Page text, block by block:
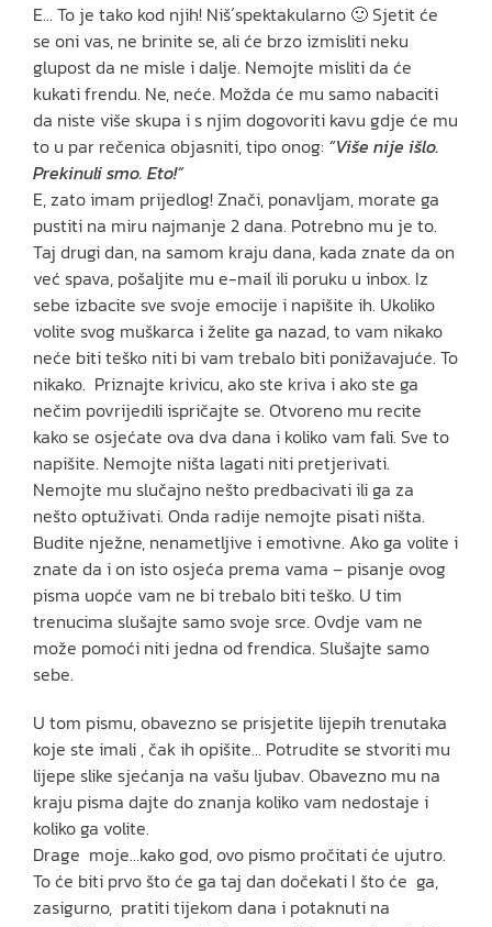
E… To je tako kod njih! Niš´spektakularno 🙂 Sjetit će
se oni vas, ne brinite se, ali će brzo izmisliti neku
glupost da ne misle i dalje. Nemojte misliti da će
kukati frendu. Ne, neće. Možda će mu samo nabaciti
da niste više skupa i s njim dogovoriti kavu gdje će mu
to u par rečenica objasniti, tipo onog: “Više nije išlo.
Prekinuli smo. Eto!”
E, zato imam prijedlog! Znači, ponavljam, morate ga
pustiti na miru najmanje 2 dana. Potrebno mu je to.
Taj drugi dan, na samom kraju dana, kada znate da on
već spava, pošaljite mu e-mail ili poruku u inbox. Iz
sebe izbacite sve svoje emocije i napišite ih. Ukoliko
volite svog muškarca i želite ga nazad, to vam nikako
neće biti teško niti bi vam trebalo biti ponižavajuće. To
nikako. Priznajte krivicu, ako ste kriva i ako ste ga
nečim povrijedili ispričajte se. Otvoreno mu recite
kako se osjećate ova dva dana i koliko vam fali. Sve to
napišite. Nemojte ništa lagati niti pretjerivati.
Nemojte mu slučajno nešto predbacivati ili ga za
nešto optuživati. Onda radije nemojte pisati ništa.
Budite nježne, nenametljive i emotivne. Ako ga volite i
znate da i on isto osjeća prema vama – pisanje ovog
pisma uopće vam ne bi trebalo biti teško. U tim
trenucima slušajte samo svoje srce. Ovdje vam ne
može pomoći niti jedna od frendica. Slušajte samo
sebe.
U tom pismu, obavezno se prisjetite lijepih trenutaka
koje ste imali , čak ih opišite… Potrudite se stvoriti mu
lijepe slike sjećanja na vašu ljubav. Obavezno mu na
kraju pisma dajte do znanja koliko vam nedostaje i
koliko ga volite.
Drage moje…kako god, ovo pismo pročitati će ujutro.
To će biti prvo što će ga taj dan dočekati I što će ga,
zasigurno, pratiti tijekom dana i potaknuti na